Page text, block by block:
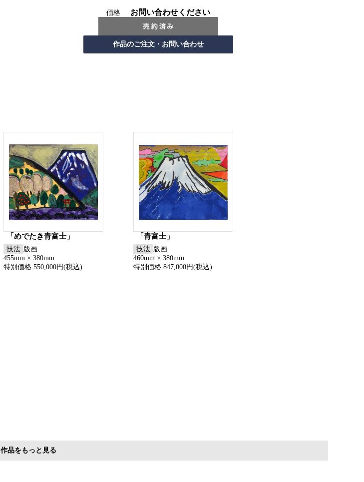
価格 お問い合わせください
「めでたき青富士」
技法 版画
455mm × 380mm
特別価格 550,000円(税込)
「青富士」
技法 版画
460mm × 380mm
特別価格 847,000円(税込)
作品をもっと見る